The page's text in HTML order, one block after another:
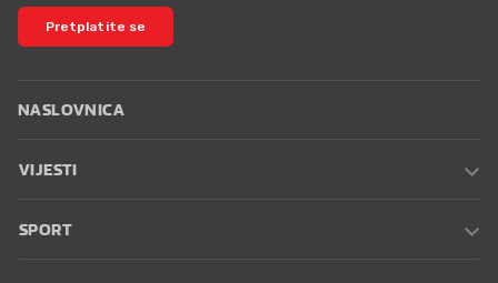
Pretplatite se
NASLOVNICA
VIJESTI
SPORT